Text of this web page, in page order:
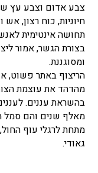
חיוניות, כוח רצון,
תחושה אינטימית
בצורת הגשר, אמור
ומסוגננת.
הריצוף באתר פשוט,
מהדהד את עוצמת
בהשראת עננים.
מאלף שנים והם סמל
מתחת לרגלי עוף
גאודי.